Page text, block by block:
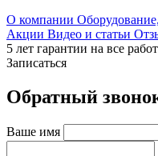
О компании
Акции Видео и статьи
5 лет гарантии на все
Записаться
Обратный
Ваше имя